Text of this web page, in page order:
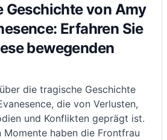
Geschichte von Amy
Erfahren Sie
bewegenden
die tragische Geschichte
die von Verlusten,
und Konflikten geprägt ist.
Momente haben die Frontfrau